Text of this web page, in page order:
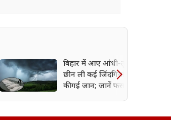
बिहार में आए आंधी-तूफान ने
छीन ली कई जिंदगियां, 13 लोगों
की गई जान; जानें फसलों को